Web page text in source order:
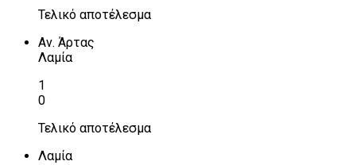
Τελικό αποτέλεσμα
Αν. Άρτας
Λαμία
1
0
Τελικό αποτέλεσμα
Λαμία